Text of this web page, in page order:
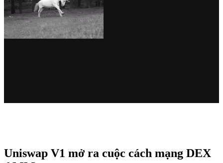
Uniswap V1 mở ra cuộc cách mạng DEX